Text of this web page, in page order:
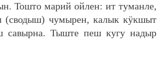
Тошто марий ойлен: ит туманле,
чумырен, калык кӱкшыт
савырна. Тыште пеш кугу надыр